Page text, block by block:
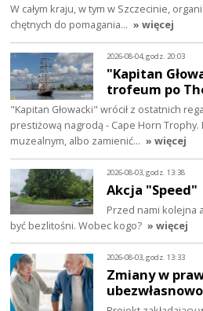
W całym kraju, w tym w Szczecinie,
chętnych do pomagania… » więcej
2026-08-04, godz. 20:03
"Kapitan
trofeum po
"Kapitan Głowacki" wrócił z ostatnich
prestiżową nagrodą - Cape Horn Trophy.
muzealnym, albo zamienić… » więcej
2026-08-03, godz. 13:38
Akcja "Speed"
Przed nami kolejna
być bezlitośni. Wobec kogo? » więcej
2026-08-03, godz. 13:33
Zmiany w